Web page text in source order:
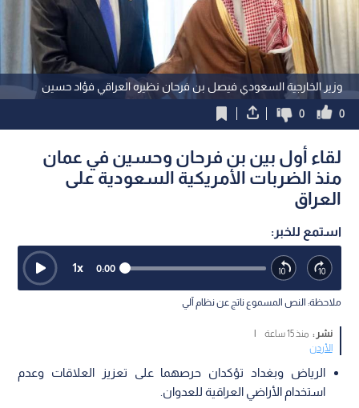
وزير الخارجية السعودي فيصل بن فرحان نظيره العراقي فؤاد حسين
0
0
لقاء أول بين بن فرحان وحسين في عمان
منذ الضربات الأمريكية السعودية على
العراق
استمع للخبر:
0:00
1x
ملاحظة: النص المسموع ناتج عن نظام آلي
نشر : منذ 15 ساعة
الأردن
الرياض وبغداد تؤكدان حرصهما على تعزيز العلاقات وعدم
استخدام الأراضي العراقية للعدوان.